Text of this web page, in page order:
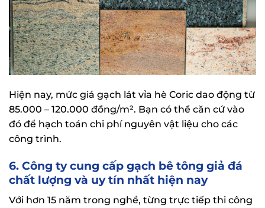
Hiện nay, mức giá gạch lát vỉa hè Coric dao động từ
85.000 – 120.000 đồng/m². Bạn có thể căn cứ vào
đó để hạch toán chi phí nguyên vật liệu cho các
công trình.
6. Công ty cung cấp gạch bê tông giả đá
chất lượng và uy tín nhất hiện nay
Với hơn 15 năm trong nghề, từng trực tiếp thi công